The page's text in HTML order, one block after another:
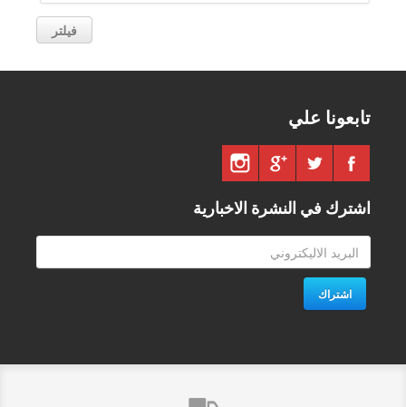
فيلتر
تابعونا علي
اشترك في النشرة الاخبارية
اشتراك